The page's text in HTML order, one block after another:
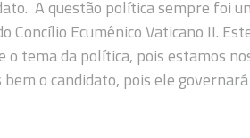
A questão política sempre foi
Concílio Ecumênico Vaticano II.
tema da política, pois estamos
o candidato, pois ele